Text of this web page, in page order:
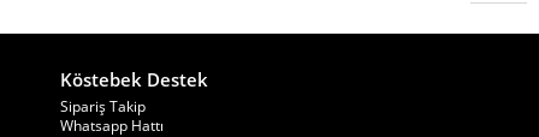
Köstebek Destek
Sipariş Takip
Whatsapp Hattı